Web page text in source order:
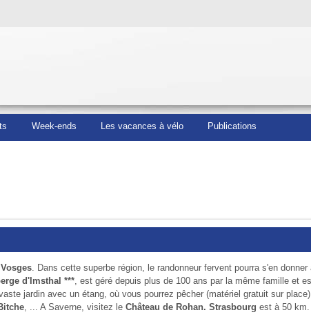
Week-ends Les vacances à vélo Publications
. Dans cette superbe région, le randonneur fervent pourra s'en
d'Imsthal *** , est géré depuis plus de 100 ans par la même famille et
jardin avec un étang, où vous pourrez pêcher (matériel gratuit sur
, ... A Saverne, visitez leChâteau de Rohan. Strasbourg est à 50 km.